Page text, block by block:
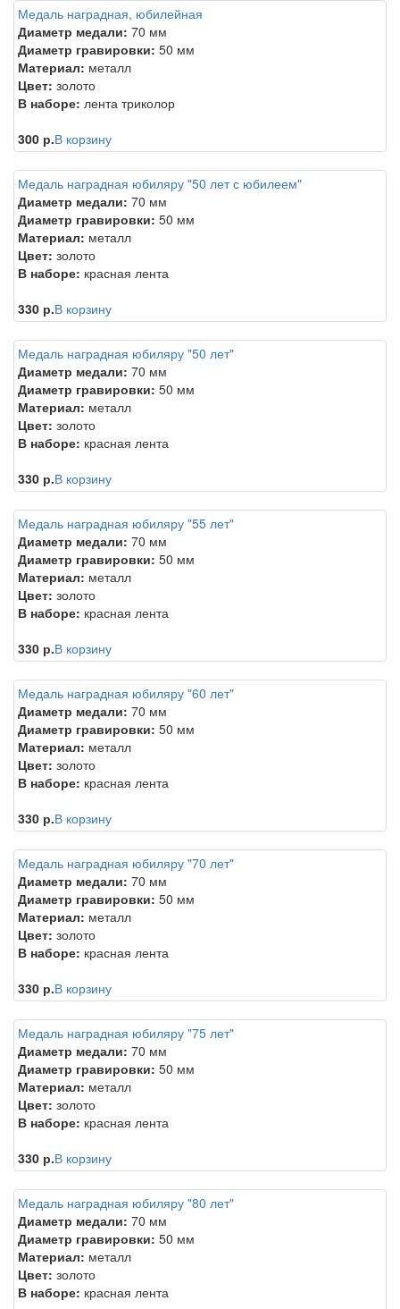
Медаль наградная, юбилейная
Диаметр медали: 70 мм
Диаметр гравировки: 50 мм
Материал: металл
Цвет: золото
В наборе: лента триколор
300 р.В корзину
Медаль наградная юбиляру "50 лет с юбилеем"
Диаметр медали: 70 мм
Диаметр гравировки: 50 мм
Материал: металл
Цвет: золото
В наборе: красная лента
330 р.В корзину
Медаль наградная юбиляру "50 лет"
Диаметр медали: 70 мм
Диаметр гравировки: 50 мм
Материал: металл
Цвет: золото
В наборе: красная лента
330 р.В корзину
Медаль наградная юбиляру "55 лет"
Диаметр медали: 70 мм
Диаметр гравировки: 50 мм
Материал: металл
Цвет: золото
В наборе: красная лента
330 р.В корзину
Медаль наградная юбиляру "60 лет"
Диаметр медали: 70 мм
Диаметр гравировки: 50 мм
Материал: металл
Цвет: золото
В наборе: красная лента
330 р.В корзину
Медаль наградная юбиляру "70 лет"
Диаметр медали: 70 мм
Диаметр гравировки: 50 мм
Материал: металл
Цвет: золото
В наборе: красная лента
330 р.В корзину
Медаль наградная юбиляру "75 лет"
Диаметр медали: 70 мм
Диаметр гравировки: 50 мм
Материал: металл
Цвет: золото
В наборе: красная лента
330 р.В корзину
Медаль наградная юбиляру "80 лет"
Диаметр медали: 70 мм
Диаметр гравировки: 50 мм
Материал: металл
Цвет: золото
В наборе: красная лента